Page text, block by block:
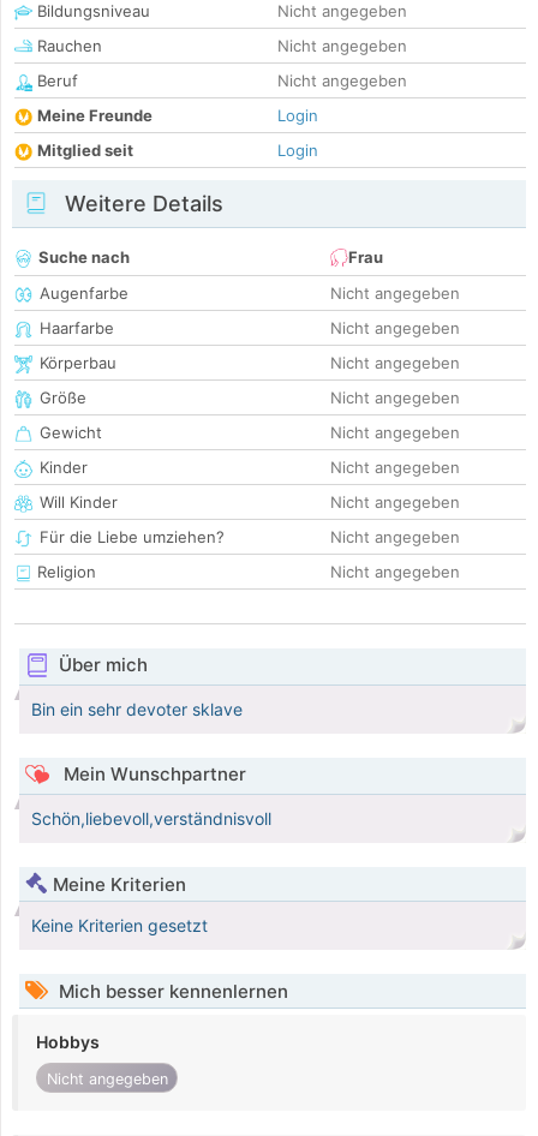
Bildungsniveau
Nicht angegeben
Rauchen
Nicht angegeben
Beruf
Nicht angegeben
Meine Freunde
Login
Mitglied seit
Login
Weitere Details
Suche nach
Frau
Augenfarbe
Nicht angegeben
Haarfarbe
Nicht angegeben
Körperbau
Nicht angegeben
Größe
Nicht angegeben
Gewicht
Nicht angegeben
Kinder
Nicht angegeben
Will Kinder
Nicht angegeben
Für die Liebe umziehen?
Nicht angegeben
Religion
Nicht angegeben
Über mich
Bin ein sehr devoter sklave
Mein Wunschpartner
Schön,liebevoll,verständnisvoll
Meine Kriterien
Keine Kriterien gesetzt
Mich besser kennenlernen
Hobbys
Nicht angegeben